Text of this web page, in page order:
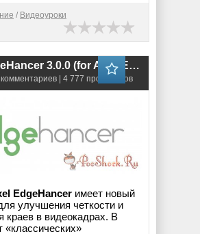
/ Видеоуроки
Fixel EdgeHancer 3.0.0 (for After Effects)
комментариев | 4 777 просмотров
EdgeHancer имеет новый
улучшения четкости и
краев в видеокадрах. В
«классических»